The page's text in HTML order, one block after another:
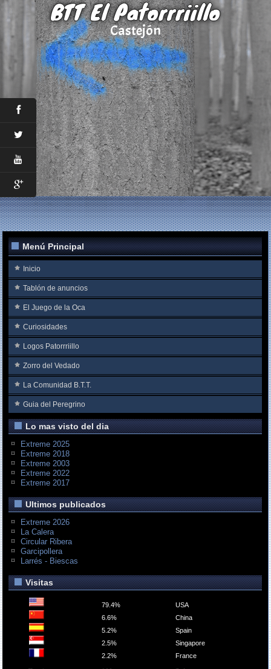
BTT El Patorrriillo
Castejón
Menú Principal
Inicio
Tablón de anuncios
El Juego de la Oca
Curiosidades
Logos Patorrriillo
Zorro del Vedado
La Comunidad B.T.T.
Guia del Peregrino
Lo mas visto del dia
Extreme 2025
Extreme 2018
Extreme 2003
Extreme 2022
Extreme 2017
Ultimos publicados
Extreme 2026
La Calera
Circular Ribera
Garcipollera
Larrés - Biescas
Visitas
79.4%
USA
6.6%
China
5.2%
Spain
2.5%
Singapore
2.2%
France